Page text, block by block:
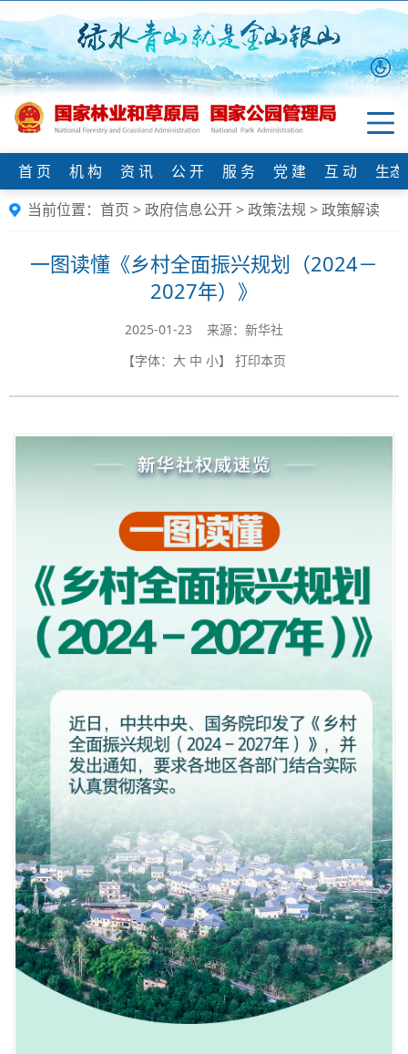
首 页 机 构 资 讯 公 开 服 务 党 建 互 动
生
当前位置： 首页 >政府信息公开>政策法规>政策解读
一图读懂《乡村全面振兴规划（2024－
2027年）》
2025-01-23 来源：新华社
【字体： 大 中 小】 打印本页